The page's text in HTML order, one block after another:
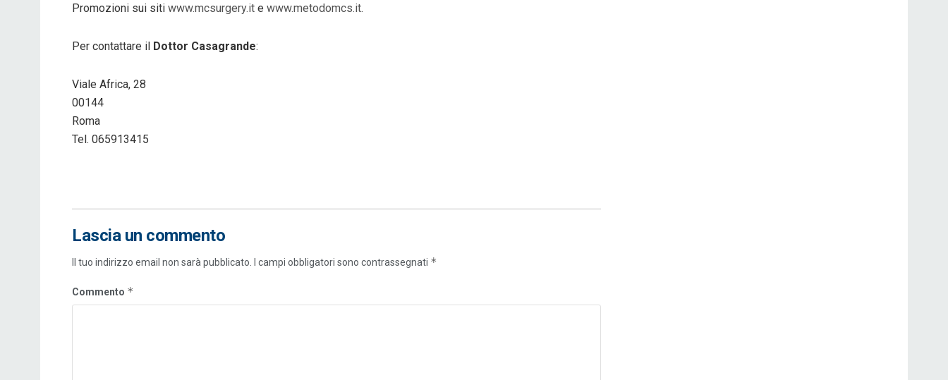
Promozioni sui siti www.mcsurgery.it e www.metodomcs.it.
Per contattare il Dottor Casagrande:
Viale Africa, 28
00144
Roma
Tel. 065913415
Lascia un commento
Il tuo indirizzo email non sarà pubblicato. I campi obbligatori sono contrassegnati *
Commento *